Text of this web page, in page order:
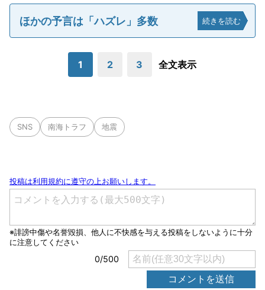
ほかの予言は「ハズレ」多数 続きを読む
1 2 3 全文表示
SNS 南海トラフ 地震